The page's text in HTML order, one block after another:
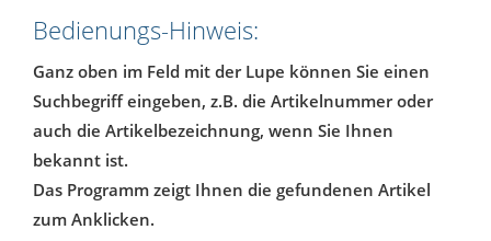
Bedienungs-Hinweis:
Ganz oben im Feld mit der Lupe können Sie einen
Suchbegriff eingeben, z.B. die Artikelnummer oder
auch die Artikelbezeichnung, wenn Sie Ihnen
bekannt ist.
Das Programm zeigt Ihnen die gefundenen Artikel
zum Anklicken.